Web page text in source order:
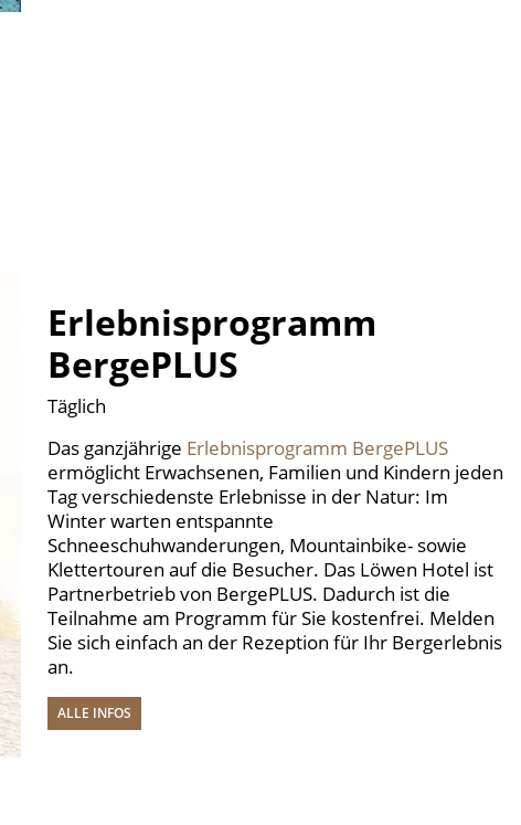
Erlebnisprogramm
BergePLUS
Täglich
Das ganzjährige Erlebnisprogramm BergePLUS
ermöglicht Erwachsenen, Familien und Kindern jeden
Tag verschiedenste Erlebnisse in der Natur: Im
Winter warten entspannte
Schneeschuhwanderungen, Mountainbike- sowie
Klettertouren auf die Besucher. Das Löwen Hotel ist
Partnerbetrieb von BergePLUS. Dadurch ist die
Teilnahme am Programm für Sie kostenfrei. Melden
Sie sich einfach an der Rezeption für Ihr Bergerlebnis
an.
ALLE INFOS